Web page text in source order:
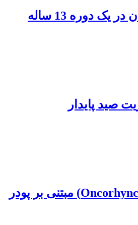
ارزیابی شاخص‌های رشد، ایمنی و هماتولوژی سرم خون در جیره بچه ماهیان قزل‌آلای رنگین‌کمان (Oncorhynchus mykiss) مبتنی بر پودر